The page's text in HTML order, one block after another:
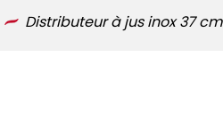
Distributeur à jus inox 37